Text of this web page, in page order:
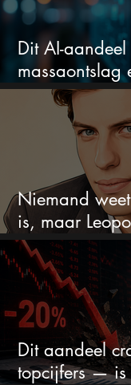
Dit AI-
massaontslag
omhoog
Niemand
is, maar
zet er nu
Dit aandeel
topcijfers — is